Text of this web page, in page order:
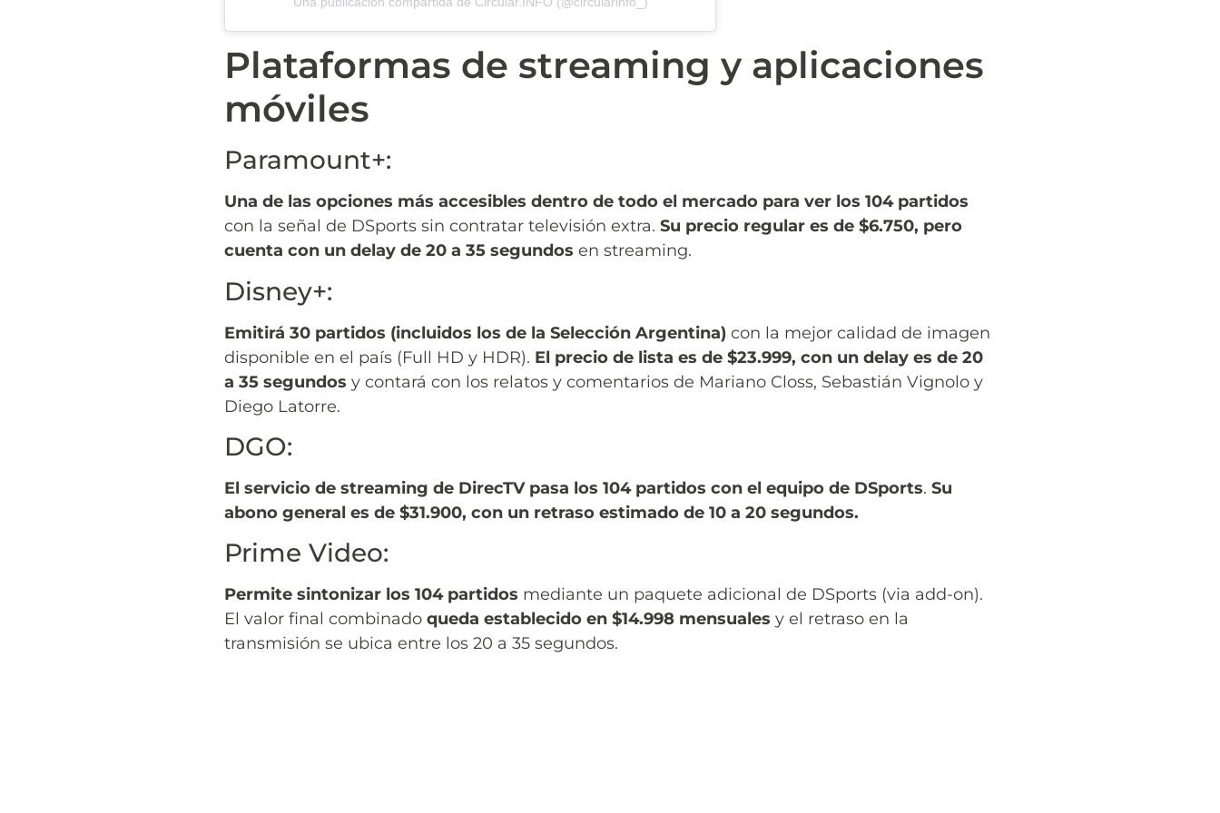
Plataformas de streaming y aplicaciones
móviles
Paramount+:
Una de las opciones más accesibles dentro de todo el mercado para ver los 104 partidos
con la señal de DSports sin contratar televisión extra. Su precio regular es de $6.750, pero
cuenta con un delay de 20 a 35 segundos en streaming.
Disney+:
Emitirá 30 partidos (incluidos los de la Selección Argentina) con la mejor calidad de imagen
disponible en el país (Full HD y HDR). El precio de lista es de $23.999, con un delay es de 20
a 35 segundos y contará con los relatos y comentarios de Mariano Closs, Sebastián Vignolo y
Diego Latorre.
DGO:
El servicio de streaming de DirecTV pasa los 104 partidos con el equipo de DSports. Su
abono general es de $31.900, con un retraso estimado de 10 a 20 segundos.
Prime Video:
Permite sintonizar los 104 partidos mediante un paquete adicional de DSports (via add-on).
El valor final combinado queda establecido en $14.998 mensuales y el retraso en la
transmisión se ubica entre los 20 a 35 segundos.